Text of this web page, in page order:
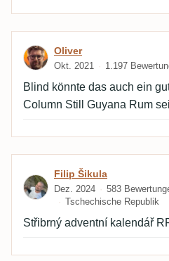
Bewertung von Oliver
Oliver
Okt. 2021 1.197
Blind könnte das auch ein
Column Still Guyana Rum
Bewertung von Filip
Filip Šikula
Dez. 2024
583
Tschechische Republik
Střibrný adventní kalendář